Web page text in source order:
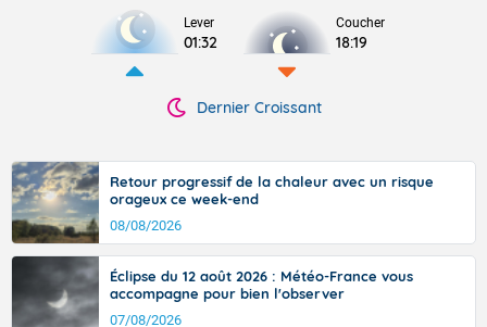
Lever
01:32
Coucher
18:19
Dernier Croissant
Retour progressif de la chaleur avec un risque
orageux ce week-end
08/08/2026
Éclipse du 12 août 2026 : Météo-France vous
accompagne pour bien l'observer
07/08/2026